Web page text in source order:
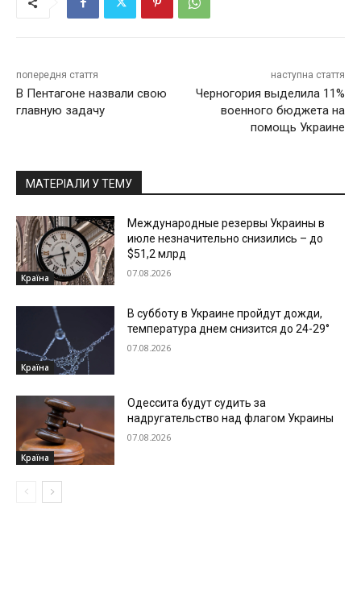
попередня стаття
В Пентагоне назвали свою
главную задачу
наступна стаття
Черногория выделила 11%
военного бюджета на
помощь Украине
МАТЕРІАЛИ У ТЕМУ
Країна
Международные резервы Украины в
июле незначительно снизились – до
$51,2 млрд
07.08.2026
Країна
В субботу в Украине пройдут дожди,
температура днем снизится до 24-29°
07.08.2026
Країна
Одессита будут судить за
надругательство над флагом Украины
07.08.2026